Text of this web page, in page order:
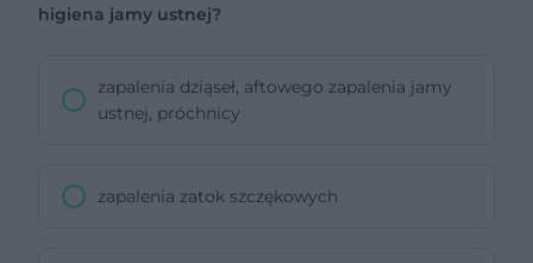
higiena jamy ustnej?
zapalenia dziąseł, aftowego zapalenia jamy
ustnej, próchnicy
zapalenia zatok szczękowych